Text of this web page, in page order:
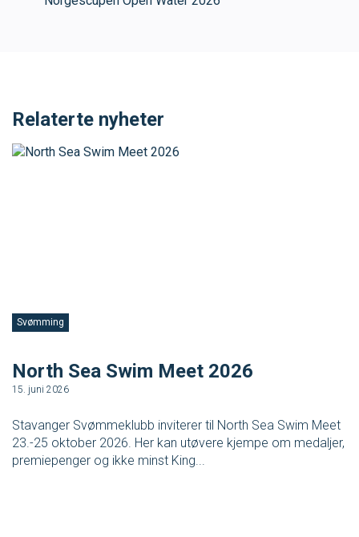
Relaterte nyheter
Svømming
North Sea Swim Meet 2026
15. juni 2026
Stavanger Svømmeklubb inviterer til North Sea Swim Meet
23.-25 oktober 2026. Her kan utøvere kjempe om medaljer,
premiepenger og ikke minst King...